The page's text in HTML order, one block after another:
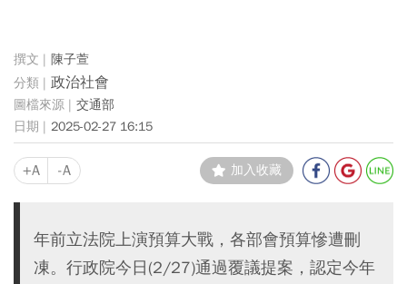
陳子萱
政治社會
交通部
2025-02-27 16:15
+A -A 加入收藏
年前立法院上演預算大戰，各部會預算慘遭刪
凍。行政院今日(2/27)通過覆議提案，認定今年